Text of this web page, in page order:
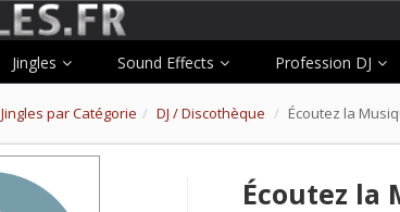
Jingles Sound Effects Profession DJ
Jingles par Catégorie DJ / Discothèque Écoutez la
Écoutez la